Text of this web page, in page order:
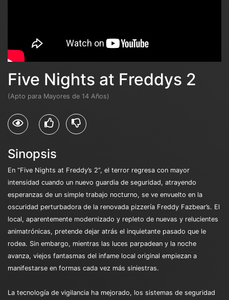
Five Nights at Freddys 2
(Apto para Mayores de 14 Años)
Sinopsis
En “Five Nights at Freddy’s 2”, el terror regresa con mayor
intensidad cuando un nuevo guardia de seguridad, atrayendo
esperanzas de un simple trabajo nocturno, se ve envuelto en la
oscuridad perturbadora de la renovada pizzería Freddy Fazbear’s. El
local, aparentemente modernizado y repleto de nuevas y relucientes
animatrónicas, pretende dejar atrás el inquietante pasado que le
rodea. Sin embargo, mientras las luces parpadean y la noche
avanza, viejos fantasmas del infame local original empiezan a
manifestarse en formas cada vez más siniestras.
La tecnología de vigilancia ha mejorado, los sistemas de seguridad